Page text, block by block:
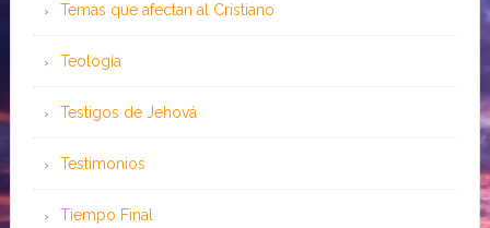
Temas que afectan al Cristiano
Teología
Testigos de Jehová
Testimonios
Tiempo Final